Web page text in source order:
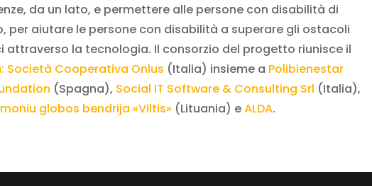
da un lato, e permettere alle persone con disabilità di
per aiutare le persone con disabilità a superare gli ostacoli
attraverso la tecnologia. Il consorzio del progetto riunisce il
Società Cooperativa Onlus (Italia) insieme a Polibienestar
(Spagna), Social IT Software & Consulting Srl (Italia),
globos bendrija «Viltis» (Lituania) eALDA.